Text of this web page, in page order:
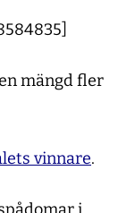
mängd fler
vinnare.